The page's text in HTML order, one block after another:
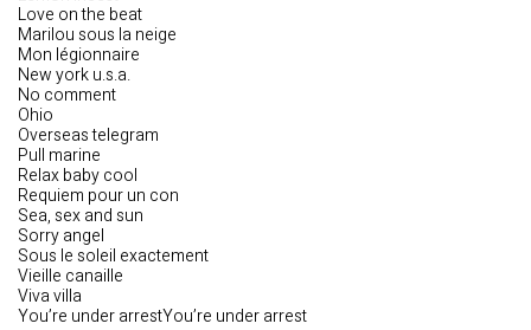
Love on the beat
Marilou sous la neige
Mon légionnaire
New york u.s.a.
No comment
Ohio
Overseas telegram
Pull marine
Relax baby cool
Requiem pour un con
Sea, sex and sun
Sorry angel
Sous le soleil exactement
Vieille canaille
Viva villa
You’re under arrestYou’re under arrest